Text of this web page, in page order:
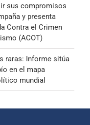
sus compromisos
y presenta
Contra el Crimen
(ACOT)
raras: Informe sitúa
en el mapa
mundial